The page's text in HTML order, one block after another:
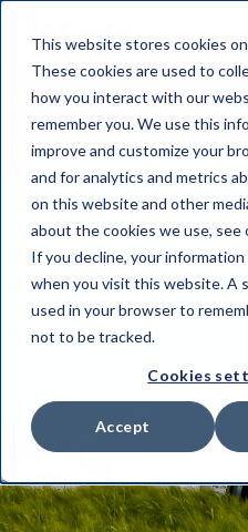
This website stores cookies
These cookies are used to
how you interact with our
remember you. We use this
improve and customize your
and for analytics and metrics
on this website and other
about the cookies we use, see
If you decline, your information
when you visit this website. A
used in your browser to
not to be tracked.
Cookies
Accept